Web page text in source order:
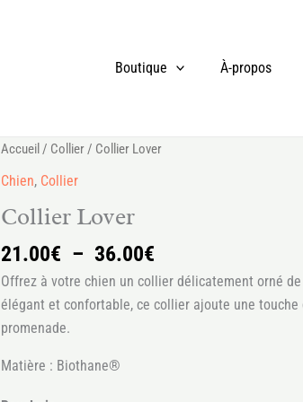
Boutique À-propos
Accueil / Collier/ Collier Lover
Chien, Collier
Collier Lover
21.00€ – 36.00€
Plage
à
36.00€
Offrez à votre chien un collier délicatement orné
élégant et confortable, ce collier ajoute une touche
promenade.
Matière : Biothane®
quantité
de
Lover